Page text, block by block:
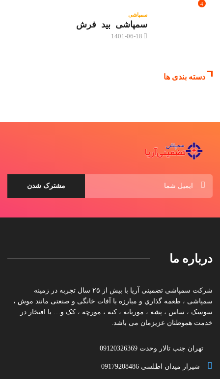
4
سمپاشی
سمپاشی بید فرش
1401-06-18
دسته بندی ها
درباره ما
شرکت سمپاشی تضمینی آریا با بیش از ۲۵ سال تجربه در زمینه
سمپاشی ، طعمه گذاري و مبارزه با آفات خانگی و صنعتی مانند موش ،
سوسک ، ساس ، پشه ، موریانه ، کنه ، مورچه ، کک و… با افتخار در
خدمت هموطنان عزیزمان می باشد.
تهران جنب تالار وحدت 09120326369
شیراز میدان اطلسی 09179208486